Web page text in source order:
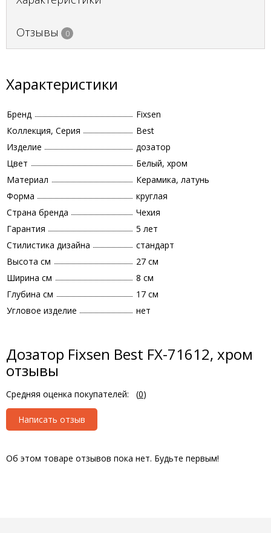
Отзывы 0
Характеристики
Бренд
Fixsen
Коллекция, Серия
Best
Изделие
дозатор
Цвет
Белый, хром
Материал
Керамика, латунь
Форма
круглая
Страна бренда
Чехия
Гарантия
5 лет
Стилистика дизайна
стандарт
Высота см
27 см
Ширина см
8 см
Глубина см
17 см
Угловое изделие
нет
Дозатор Fixsen Best FX-71612, хром
отзывы
Средняя оценка покупателей: (0)
Написать отзыв
Об этом товаре отзывов пока нет. Будьте первым!